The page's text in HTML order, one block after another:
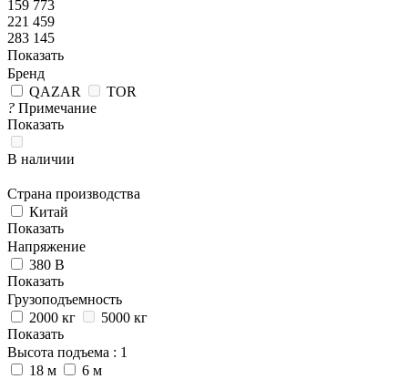
159 773
221 459
283 145
Показать
Бренд
QAZAR
TOR
? Примечание
Показать
В наличии
Страна производства
Китай
Показать
Напряжение
380 В
Показать
Грузоподъемность
2000 кг
5000 кг
Показать
Высота подъема : 1
18 м
6 м